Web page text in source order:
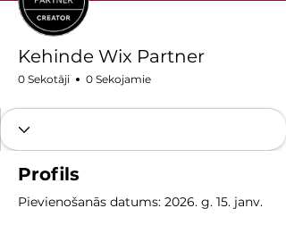
Kehinde Wix Partner
0 Sekotāji 0 Sekojamie
Profils
Pievienošanās datums: 2026. g. 15. janv.